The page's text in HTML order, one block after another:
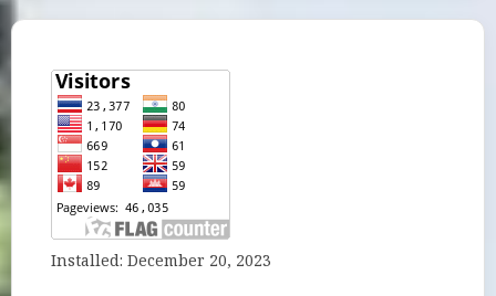
Installed: December 20, 2023